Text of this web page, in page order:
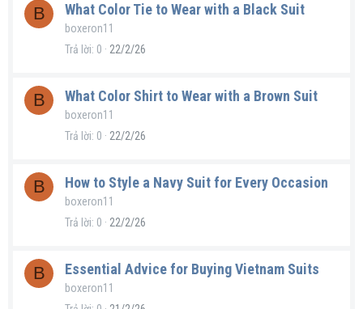
B What Color Tie to Wear with a Black Suit
boxeron11
Trả lời 0 22/2/26
B What Color Shirt to Wear with a Brown Suit
boxeron11
Trả lời 0 22/2/26
B How to Style a Navy Suit for Every Occasion
boxeron11
Trả lời 0 22/2/26
B Essential Advice for Buying Vietnam Suits
boxeron11